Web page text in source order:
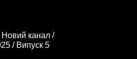
Новий канал /
/ Випуск 5